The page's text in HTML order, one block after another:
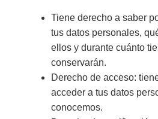
Tiene derecho a saber
tus datos personales,
ellos y durante cuánto
conservarán.
Derecho de acceso:
acceder a tus datos
conocemos.